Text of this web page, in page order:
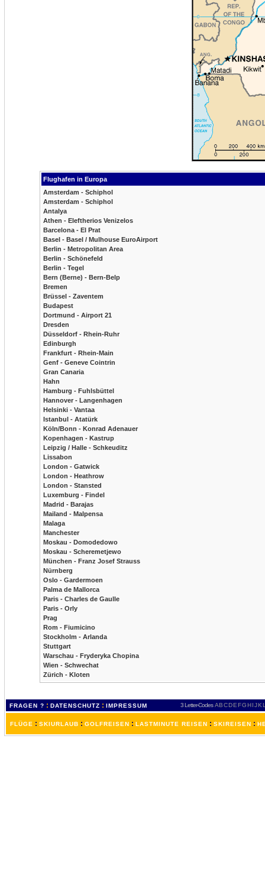
Flughafen in Europa
Amsterdam - Schiphol
Amsterdam - Schiphol
Antalya
Athen - Eleftherios Venizelos
Barcelona - El Prat
Basel - Basel / Mulhouse EuroAirport
Berlin - Metropolitan Area
Berlin - Schönefeld
Berlin - Tegel
Bern (Berne) - Bern-Belp
Bremen
Brüssel - Zaventem
Budapest
Dortmund - Airport 21
Dresden
Düsseldorf - Rhein-Ruhr
Edinburgh
Frankfurt - Rhein-Main
Genf - Geneve Cointrin
Gran Canaria
Hahn
Hamburg - Fuhlsbüttel
Hannover - Langenhagen
Helsinki - Vantaa
Istanbul - Atatürk
Köln/Bonn - Konrad Adenauer
Kopenhagen - Kastrup
Leipzig / Halle - Schkeuditz
Lissabon
London - Gatwick
London - Heathrow
London - Stansted
Luxemburg - Findel
Madrid - Barajas
Mailand - Malpensa
Malaga
Manchester
Moskau - Domodedowo
Moskau - Scheremetjewo
München - Franz Josef Strauss
Nürnberg
Oslo - Gardermoen
Palma de Mallorca
Paris - Charles de Gaulle
Paris - Orly
Prag
Rom - Fiumicino
Stockholm - Arlanda
Stuttgart
Warschau - Fryderyka Chopina
Wien - Schwechat
Zürich - Kloten
FRAGEN ? : DATENSCHUTZ : IMPRESSUM 3 Letter-Codes ABCDEFGH IJKL
FLÜGE : SKIURLAUB : GOLFREISEN : LASTMINUTE REISEN : SKIREISEN :